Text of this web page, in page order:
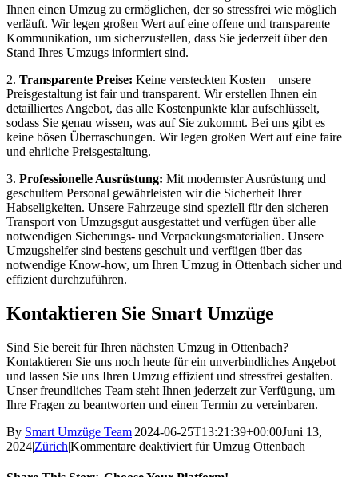
Ihnen einen Umzug zu ermöglichen, der so stressfrei wie möglich
verläuft. Wir legen großen Wert auf eine offene und transparente
Kommunikation, um sicherzustellen, dass Sie jederzeit über den
Stand Ihres Umzugs informiert sind.
2. Transparente Preise: Keine versteckten Kosten – unsere
Preisgestaltung ist fair und transparent. Wir erstellen Ihnen ein
detailliertes Angebot, das alle Kostenpunkte klar aufschlüsselt,
sodass Sie genau wissen, was auf Sie zukommt. Bei uns gibt es
keine bösen Überraschungen. Wir legen großen Wert auf eine faire
und ehrliche Preisgestaltung.
3. Professionelle Ausrüstung: Mit modernster Ausrüstung und
geschultem Personal gewährleisten wir die Sicherheit Ihrer
Habseligkeiten. Unsere Fahrzeuge sind speziell für den sicheren
Transport von Umzugsgut ausgestattet und verfügen über alle
notwendigen Sicherungs- und Verpackungsmaterialien. Unsere
Umzugshelfer sind bestens geschult und verfügen über das
notwendige Know-how, um Ihren Umzug in Ottenbach sicher und
effizient durchzuführen.
Kontaktieren Sie Smart Umzüge
Sind Sie bereit für Ihren nächsten Umzug in Ottenbach?
Kontaktieren Sie uns noch heute für ein unverbindliches Angebot
und lassen Sie uns Ihren Umzug effizient und stressfrei gestalten.
Unser freundliches Team steht Ihnen jederzeit zur Verfügung, um
Ihre Fragen zu beantworten und einen Termin zu vereinbaren.
By Smart Umzüge Team|2024-06-25T13:21:39+00:00Juni 13,
2024|Zürich|Kommentare deaktiviert für Umzug Ottenbach